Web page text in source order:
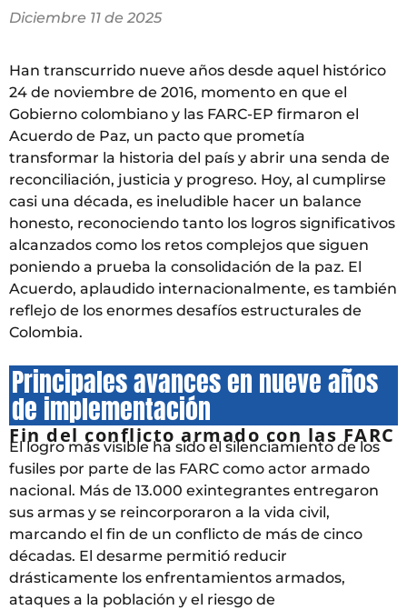
Diciembre 11 de 2025
Han transcurrido nueve años desde aquel histórico
24 de noviembre de 2016, momento en que el
Gobierno colombiano y las FARC-EP firmaron el
Acuerdo de Paz, un pacto que prometía
transformar la historia del país y abrir una senda de
reconciliación, justicia y progreso. Hoy, al cumplirse
casi una década, es ineludible hacer un balance
honesto, reconociendo tanto los logros significativos
alcanzados como los retos complejos que siguen
poniendo a prueba la consolidación de la paz. El
Acuerdo, aplaudido internacionalmente, es también
reflejo de los enormes desafíos estructurales de
Colombia.
Principales avances en nueve años
de implementación
Fin del conflicto armado con las FARC
El logro más visible ha sido el silenciamiento de los
fusiles por parte de las FARC como actor armado
nacional. Más de 13.000 exintegrantes entregaron
sus armas y se reincorporaron a la vida civil,
marcando el fin de un conflicto de más de cinco
décadas. El desarme permitió reducir
drásticamente los enfrentamientos armados,
ataques a la población y el riesgo de